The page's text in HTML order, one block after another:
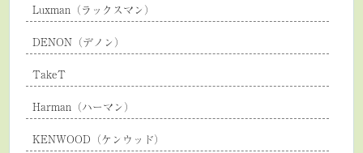
Luxman（ラックスマン）
DENON（デノン）
TakeT
Harman（ハーマン）
KENWOOD（ケンウッド）